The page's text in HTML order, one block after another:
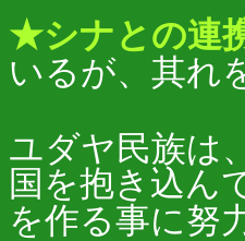
★シナとの連
いるが、其れ
ユダヤ民族は
国を抱き込ん
を作る事に努